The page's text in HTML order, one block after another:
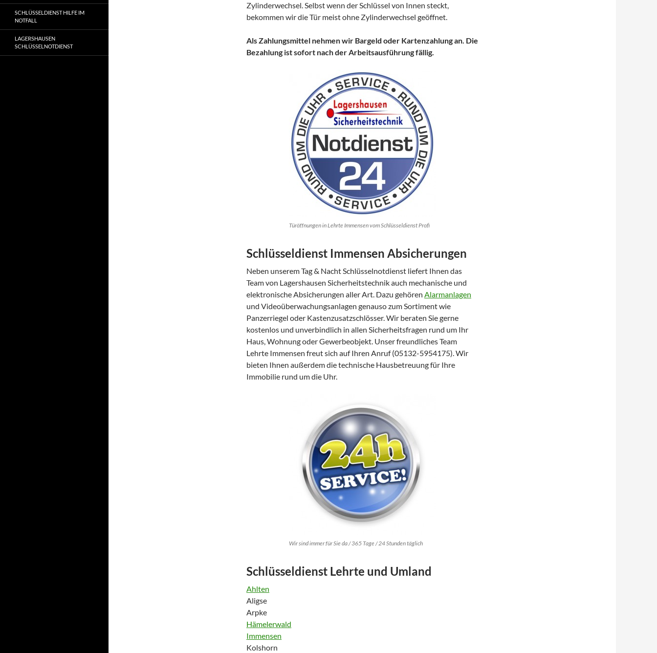
Zylinderwechsel. Selbst wenn der Schlüssel von Innen steckt,
bekommen wir die Tür meist ohne Zylinderwechsel geöffnet.
Als Zahlungsmittel nehmen wir Bargeld oder Kartenzahlung an. Die
Bezahlung ist sofort nach der Arbeitsausführung fällig.
Türöffnungen in Lehrte Immensen vom Schlüsseldienst Profi
Schlüsseldienst Immensen Absicherungen
Neben unserem Tag & Nacht Schlüsselnotdienst liefert Ihnen das
Team von Lagershausen Sicherheitstechnik auch mechanische und
elektronische Absicherungen aller Art. Dazu gehören Alarmanlagen
und Videoüberwachungsanlagen genauso zum Sortiment wie
Panzerriegel oder Kastenzusatzschlösser. Wir beraten Sie gerne
kostenlos und unverbindlich in allen Sicherheitsfragen rund um Ihr
Haus, Wohnung oder Gewerbeobjekt. Unser freundliches Team
Lehrte Immensen freut sich auf Ihren Anruf (05132-5954175). Wir
bieten Ihnen außerdem die technische Hausbetreuung für Ihre
Immobilie rund um die Uhr.
Wir sind immer für Sie da / 365 Tage / 24 Stunden täglich
Schlüsseldienst Lehrte und Umland
Ahlten
Aligse
Arpke
Hämelerwald
Immensen
Kolshorn
SCHLÜSSELDIENST HILFE IM
NOTFALL
LAGERSHAUSEN
SCHLÜSSELNOTDIENST